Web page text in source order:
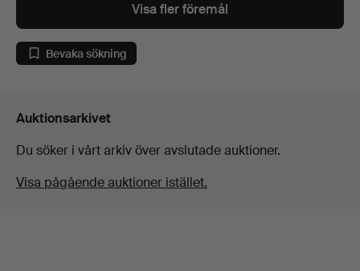
Visa fler föremål
Bevaka sökning
Auktionsarkivet
Du söker i vårt arkiv över avslutade auktioner.
Visa pågående auktioner istället.